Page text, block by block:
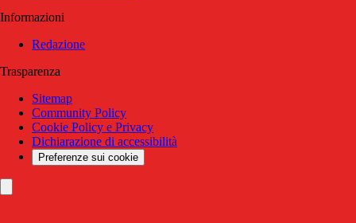
Informazioni
Redazione
Trasparenza
Sitemap
Community Policy
Cookie Policy e Privacy
Dichiarazione di accessibilità
Preferenze sui cookie